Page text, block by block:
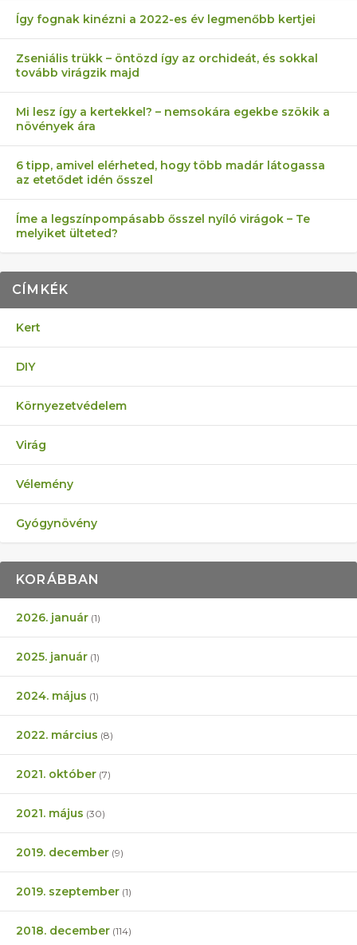
Így fognak kinézni a 2022-es év legmenőbb kertjei
Zseniális trükk – öntözd így az orchideát, és sokkal
tovább virágzik majd
Mi lesz így a kertekkel? – nemsokára egekbe szökik a
növények ára
6 tipp, amivel elérheted, hogy több madár látogassa
az etetődet idén ősszel
Íme a legszínpompásabb ősszel nyíló virágok – Te
melyiket ülteted?
CÍMKÉK
Kert
DIY
Környezetvédelem
Virág
Vélemény
Gyógynövény
KORÁBBAN
2026. január (1)
2025. január (1)
2024. május (1)
2022. március (8)
2021. október (7)
2021. május (30)
2019. december (9)
2019. szeptember (1)
2018. december (114)